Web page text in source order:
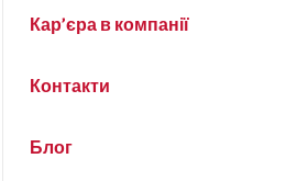
Кар’єра в компанії
Контакти
Блог